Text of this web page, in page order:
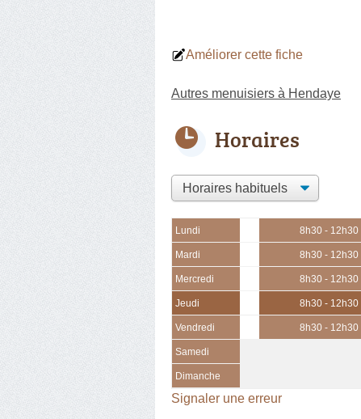
Améliorer cette fiche
Autres menuisiers à Hendaye
Horaires
Lundi 8h30 - 12h30
Mardi 8h30 - 12h30
Mercredi 8h30 - 12h30
Jeudi 8h30 - 12h30
Vendredi 8h30 - 12h30
Samedi
Dimanche
Signaler une erreur